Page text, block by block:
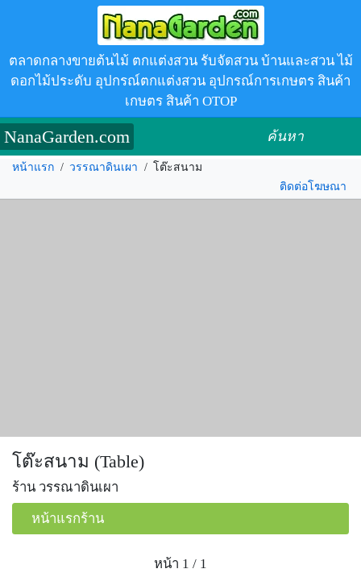
ตลาดกลางขายต้นไม้ ตกแต่งสวน รับจัดสวน บ้านและสวน ไม้
ดอกไม้ประดับ อุปกรณ์ตกแต่งสวน อุปกรณ์การเกษตร สินค้า
เกษตร สินค้า OTOP
NanaGarden.com ค้นหา
หน้าแรก / วรรณาดินเผา / โต๊ะสนาม
ติดต่อโฆษณา
โต๊ะสนาม (Table)
ร้าน วรรณาดินเผา
หน้าแรกร้าน
หน้า 1 / 1